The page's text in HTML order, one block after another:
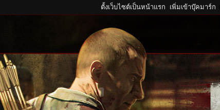
ตั้งเว็บไซต์เป็นหน้าแรก เพิ่มเข้าบุ๊คมาร์ก